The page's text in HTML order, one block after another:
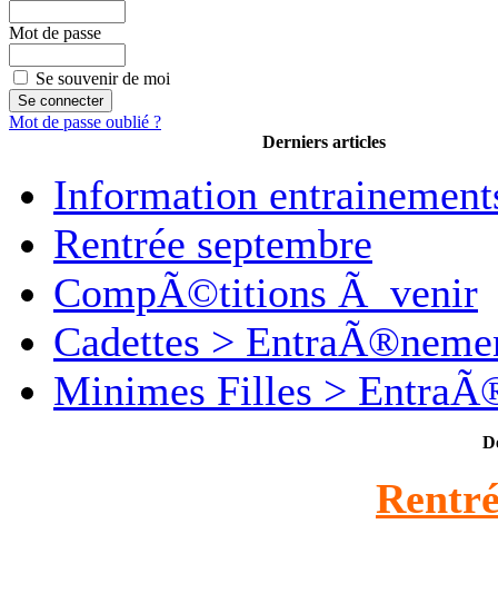
Mot de passe
Se souvenir de moi
Mot de passe oublié ?
Derniers articles
Information
Rentrée septembre
CompÃ©titions Ã venir
Cadettes >
Minimes Filles >